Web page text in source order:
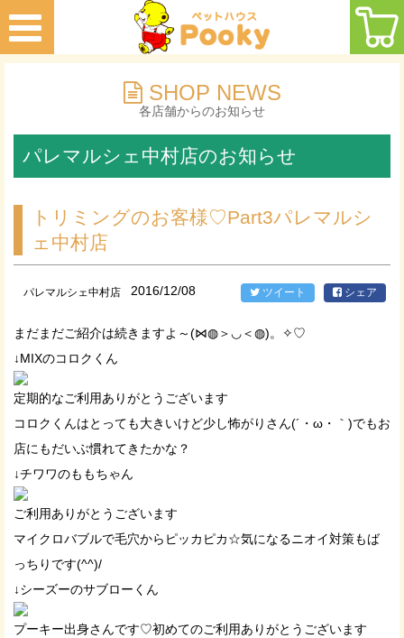
SHOP NEWS
各店舗からのお知らせ
パレマルシェ中村店のお知らせ
トリミングのお客様♡Part3パレマルシ
ェ中村店
パレマルシェ中村店 2016/12/08 ツイート シェア
まだまだご紹介は続きますよ～(⋈◍＞◡＜◍)。✧♡
↓MIXのコロクくん
定期的なご利用ありがとうございます
コロクくんはとっても大きいけど少し怖がりさん(´・ω・｀)でもお
店にもだいぶ慣れてきたかな？
↓チワワのももちゃん
ご利用ありがとうございます
マイクロバブルで毛穴からピッカピカ☆気になるニオイ対策もば
っちりです(^^)/
↓シーズーのサブローくん
プーキー出身さんです♡初めてのご利用ありがとうございます